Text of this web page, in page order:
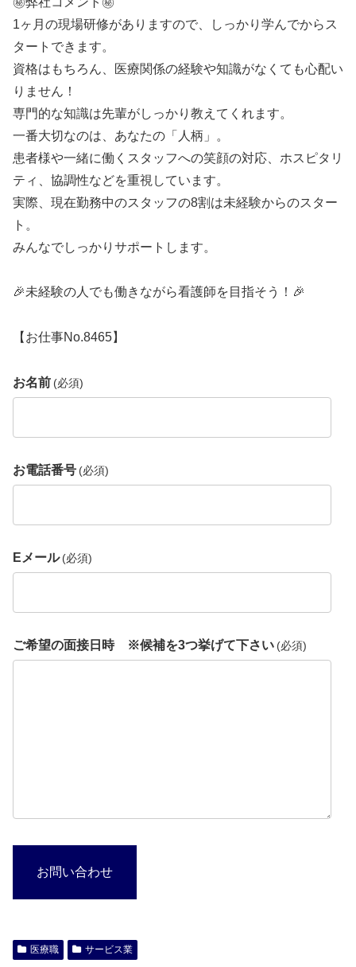
1ヶ月の現場研修がありますので、しっかり学んでからス
タートできます。
資格はもちろん、医療関係の経験や知識がなくても心配い
りません！
専門的な知識は先輩がしっかり教えてくれます。
一番大切なのは、あなたの「人柄」。
患者様や一緒に働くスタッフへの笑顔の対応、ホスピタリ
ティ、協調性などを重視しています。
実際、現在勤務中のスタッフの8割は未経験からのスター
ト。
みんなでしっかりサポートします。
🎉未経験の人でも働きながら看護師を目指そう！🎉
【お仕事No.8465】
お名前 (必須)
お電話番号 (必須)
Eメール (必須)
ご希望の面接日時 ※候補を3つ挙げて下さい (必須)
お問い合わせ
医療職 サービス業